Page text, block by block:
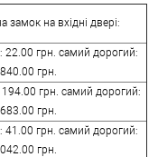
замок на вхідні двері:
грн. самий дорогий:
грн.
грн. самий дорогий:
грн.
грн. самий дорогий:
грн.